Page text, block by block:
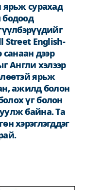
ярьж сурахад
English-
дээр
Англи хэлээр
ярьж
ажилд болон
үг болон
байна. Та
хэрэглэгддэг